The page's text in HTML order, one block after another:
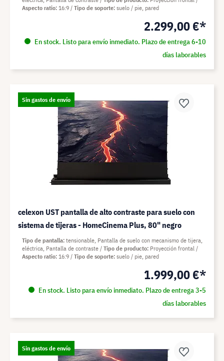
2.299,00 €*
En stock. Listo para envío inmediato. Plazo de entrega 6-10
días laborables
Aspecto ratio 16:9 Tipo de soporte suelo / pie, pared
Sin gastos de envío
celexon UST pantalla de alto contraste para suelo con
sistema de tijeras - HomeCinema Plus, 80" negro
1.999,00 €*
En stock. Listo para envío inmediato. Plazo de entrega 3-5
días laborables
Tipo de pantalla tensionable, Pantalla de suelo con mecanismo de tijera,
eléctrica, Pantalla de contraste
Tipo de producto Proyección frontal
Aspecto ratio 16:9 Tipo de soporte suelo / pie, pared
Sin gastos de envío